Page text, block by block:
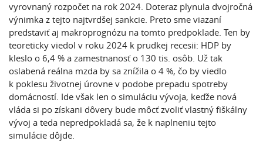
vyrovnaný rozpočet na rok 2024. Doteraz plynula dvojročná
výnimka z tejto najtvrdšej sankcie. Preto sme viazaní
predstaviť aj makroprognózu na tomto predpoklade. Ten by
teoreticky viedol v roku 2024 k prudkej recesii: HDP by
kleslo o 6,4 % a zamestnanosť o 130 tis. osôb. Už tak
oslabená reálna mzda by sa znížila o 4 %, čo by viedlo
k poklesu životnej úrovne v podobe prepadu spotreby
domácností. Ide však len o simuláciu vývoja, keďže nová
vláda si po získani dôvery bude môcť zvoliť vlastný fiškálny
vývoj a teda nepredpokladá sa, že k naplneniu tejto
simulácie dôjde.